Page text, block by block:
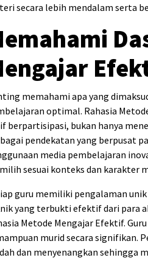
secara lebih mendalam serta
memahami apa yang
optimal. Rahasia
berpartisipasi, bukan hanya
pendekatan yang berpusat
media pembelajaran
sesuai konteks dan karakter
guru memiliki pengalaman
yang terbukti efektif dari para
Metode Mengajar Efektif.
murid secara signifikan.
dan menyenangkan sehingga